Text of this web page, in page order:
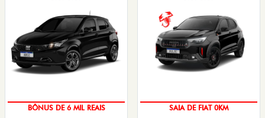
BÔNUS DE 6 MIL REAIS SAIA DE FIAT 0KM